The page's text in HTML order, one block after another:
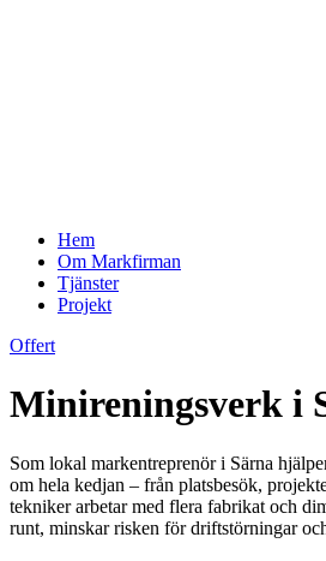
Hem
Om Markfirman
Tjänster
Projekt
Offert
Minireningsverk i
Som lokal markentreprenör i Särna
om hela kedjan – från platsbesök,
tekniker arbetar med flera fabrikat och
runt, minskar risken för driftstörningar